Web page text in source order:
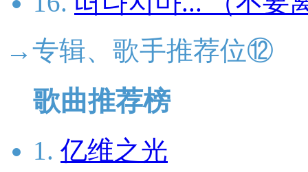
→专辑、歌手推荐位⑫
歌曲推荐榜
1. 亿维之光